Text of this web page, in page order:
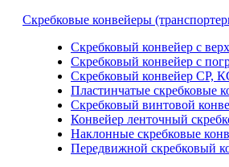
Скребковые конвейеры
Скребковый конвейер с
Скребковый конвейер с
Скребковый конвейер СР,
Пластинчатые скребковые
Скребковый винтовой
Конвейер ленточный
Наклонные скребковые
Передвижной скребковый